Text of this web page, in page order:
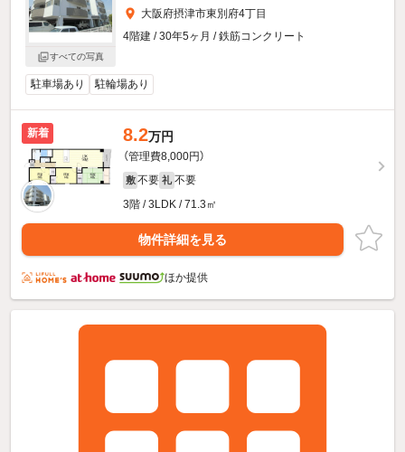
すべての写真
大阪府摂津市東別府4丁目
4階建 / 30年5ヶ月 / 鉄筋コンクリート
駐車場あり 駐輪場あり
新着 8.2万円
（管理費8,000円）
敷 不要 礼 不要
3階 / 3LDK / 71.3㎡
物件詳細を見る
ほか提供